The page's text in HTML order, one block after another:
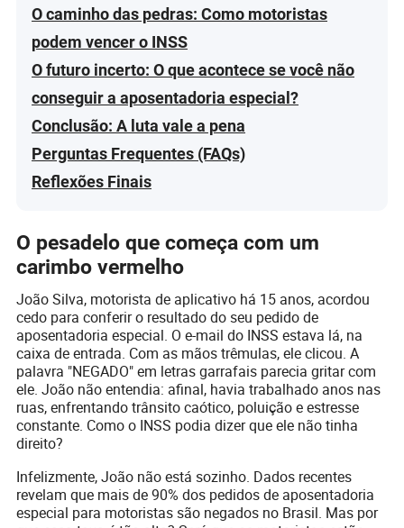
O caminho das pedras: Como motoristas
podem vencer o INSS
O futuro incerto: O que acontece se você não
conseguir a aposentadoria especial?
Conclusão: A luta vale a pena
Perguntas Frequentes (FAQs)
Reflexões Finais
O pesadelo que começa com um
carimbo vermelho
João Silva, motorista de aplicativo há 15 anos, acordou
cedo para conferir o resultado do seu pedido de
aposentadoria especial. O e-mail do INSS estava lá, na
caixa de entrada. Com as mãos trêmulas, ele clicou. A
palavra "NEGADO" em letras garrafais parecia gritar com
ele. João não entendia: afinal, havia trabalhado anos nas
ruas, enfrentando trânsito caótico, poluição e estresse
constante. Como o INSS podia dizer que ele não tinha
direito?
Infelizmente, João não está sozinho. Dados recentes
revelam que mais de 90% dos pedidos de aposentadoria
especial para motoristas são negados no Brasil. Mas por